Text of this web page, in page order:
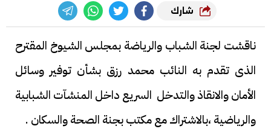
شارك
ناقشت لجنة الشباب والرياضة بمجلس الشيوخ المقترح
الذى تقدم به النائب محمد رزق بشأن توفير وسائل
الأمان والانقاذ والتدخل السريع داخل المنشآت الشبابية
والرياضية ،بالاشتراك مع مكتب بجنة الصحة والسكان .